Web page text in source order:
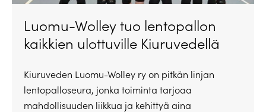
Luomu-Wolley tuo lentopallon
kaikkien ulottuville Kiuruvedellä
Kiuruveden Luomu-Wolley ry on pitkän linjan
lentopalloseura, jonka toiminta tarjoaa
mahdollisuuden liikkua ja kehittyä aina